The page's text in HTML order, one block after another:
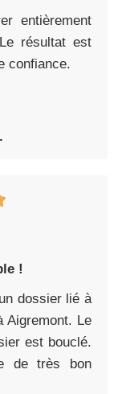
entièrement
résultat est
confiance.
!
dossier lié à
Aigremont. Le
est bouclé.
de très bon